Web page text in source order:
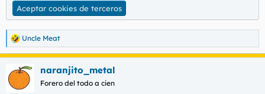
Aceptar cookies de terceros
R
e
a
c
c
i
Uncle Meat
naranjito_metal
Forero del todo a cien